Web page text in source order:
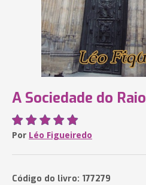
A Sociedade do Raio
Por Léo Figueiredo
Código do livro: 177279